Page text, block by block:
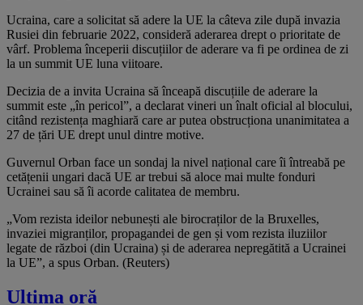
Ucraina, care a solicitat să adere la UE la câteva zile după invazia
Rusiei din februarie 2022, consideră aderarea drept o prioritate de
vârf. Problema începerii discuțiilor de aderare va fi pe ordinea de zi
la un summit UE luna viitoare.
Decizia de a invita Ucraina să înceapă discuțiile de aderare la
summit este „în pericol”, a declarat vineri un înalt oficial al blocului,
citând rezistența maghiară care ar putea obstrucționa unanimitatea a
27 de țări UE drept unul dintre motive.
Guvernul Orban face un sondaj la nivel național care îi întreabă pe
cetățenii ungari dacă UE ar trebui să aloce mai multe fonduri
Ucrainei sau să îi acorde calitatea de membru.
„Vom rezista ideilor nebunești ale birocraților de la Bruxelles,
invaziei migranților, propagandei de gen și vom rezista iluziilor
legate de război (din Ucraina) și de aderarea nepregătită a Ucrainei
la UE”, a spus Orban. (Reuters)
Ultima oră